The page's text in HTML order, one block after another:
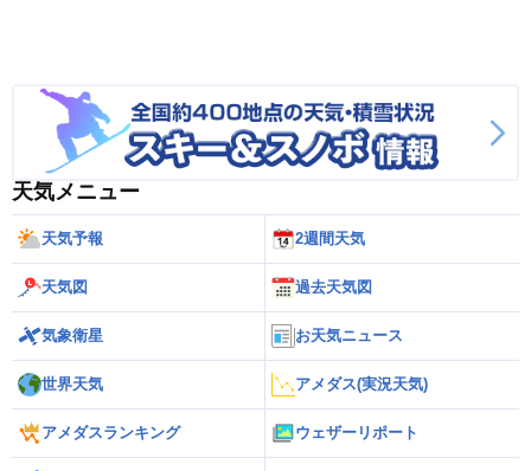
天気メニュー
天気予報 2週間天気
天気図 過去天気図
気象衛星 お天気ニュース
世界天気 アメダス(実況天気)
アメダスランキング ウェザーリポート